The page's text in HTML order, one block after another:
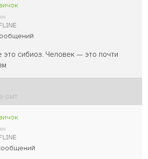
это сибиоз. Человек — это почти
GMT